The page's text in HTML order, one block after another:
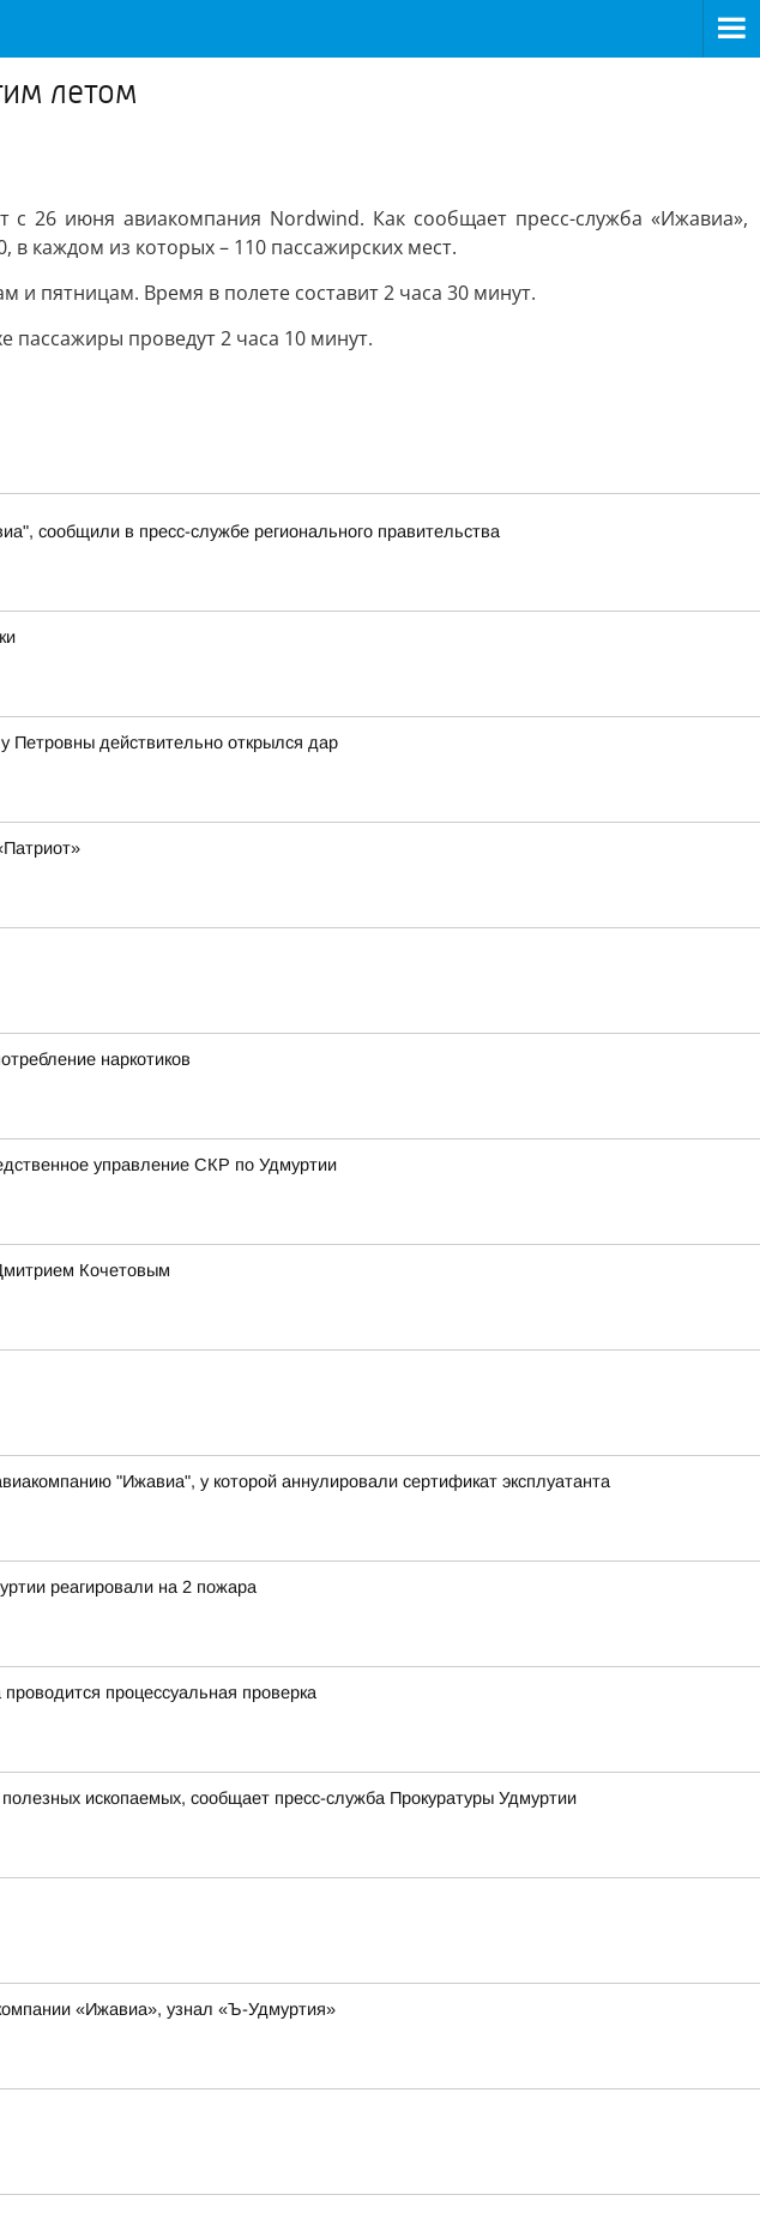
летом
26 июня авиакомпания Nordwind. Как сообщает пресс-служба «Ижавиа»,
каждом из которых – 110 пассажирских мест.
и пятницам. Время в полете составит 2 часа 30 минут.
пассажиры проведут 2 часа 10 минут.
сообщили в пресс-службе регионального правительства
Петровны действительно открылся дар
наркотиков
управление СКР по Удмуртии
Кочетовым
"Ижавиа", у которой аннулировали сертификат эксплуатанта
реагировали на 2 пожара
процессуальная проверка
ископаемых, сообщает пресс-служба Прокуратуры Удмуртии
«Ижавиа», узнал «Ъ-Удмуртия»